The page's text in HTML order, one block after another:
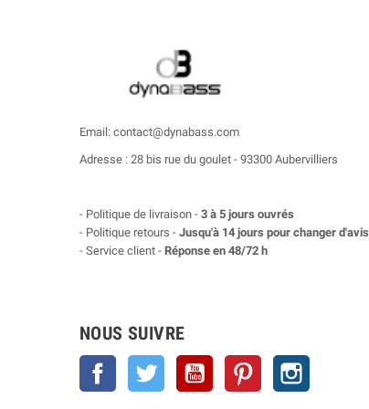
Email: contact@dynabass.com
Adresse : 28 bis rue du goulet - 93300 Aubervilliers
- Politique de livraison - 3 à 5 jours ouvrés
- Politique retours - Jusqu'à 14 jours pour changer d'avis
- Service client - Réponse en 48/72 h
NOUS SUIVRE
Facebook Twitter YouTube Pinterest